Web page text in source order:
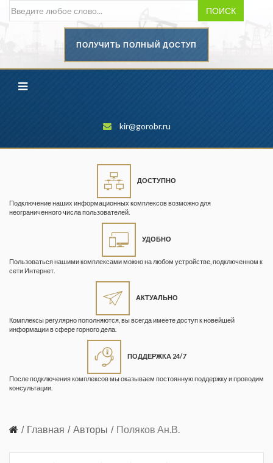
ПОИСК
ПОЛУЧИТЬ ПОЛНЫЙ ДОСТУП
kir@gorobr.ru
ДОСТУПНО
Подключение наших информационных комплексов возможно для
неограниченного числа пользователей.
УДОБНО
Пользоваться нашими комплексами можно на любом устройстве, подключенном к
сети Интернет.
АКТУАЛЬНО
Комплексы регулярно пополняются, вы всегда имеете доступ к новейшей
информации в сфере горного дела.
ПОДДЕРЖКА 24/7
После подключения комплексов мы оказываем постоянную поддержку и проводим
консультации.
Главная Авторы Поляков Ан.В.
промышленности
Геопрофи
Горнопромышленные ведомости
Кузбасса. Информационный
безопасность»
Информационный бюллетень
атомному надзору